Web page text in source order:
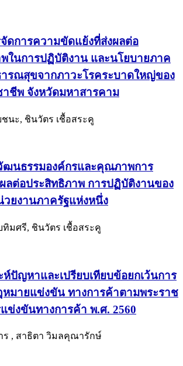
ดการความขัดแย้งที่ส่งผลต่อ
ในการปฏิบัติงาน และนโยบายภาค
รณสุขจากภาวะโรคระบาดใหญ่ของ
ชีพ จังหวัดมหาสารคาม
นะ, ชินวัตร เชื้อสระคู
ฒนธรรมองค์กรและคุณภาพการ
ลต่อประสิทธิภาพ การปฏิบัติงานของ
ยงานภาครัฐแห่งหนึ่ง
มศรี, ชินวัตร เชื้อสระคู
ห์ปัญหาและเปรียบเทียบข้อยกเว้นการ
มายแข่งขัน ทางการค้าตามพระราช
งขันทางการค้า พ.ศ. 2560
ร , สาธิตา วิมลคุณารักษ์